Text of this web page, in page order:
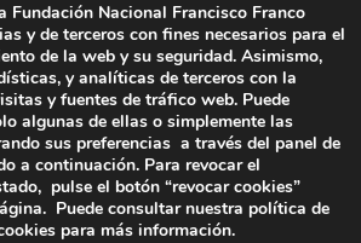
Fundación Nacional Francisco Franco
y de terceros con fines necesarios para el
de la web y su seguridad. Asimismo,
y analíticas de terceros con la
y fuentes de tráfico web. Puede
algunas de ellas o simplemente las
sus preferencias a través del panel de
a continuación. Para revocar el
pulse el botón “revocar cookies”
Puede consultar nuestra política de
para más información.